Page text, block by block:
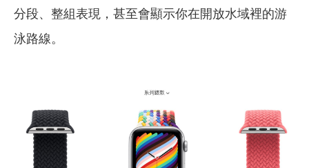
分段、整組表現，甚至會顯示你在開放水域裡的游
泳路線。